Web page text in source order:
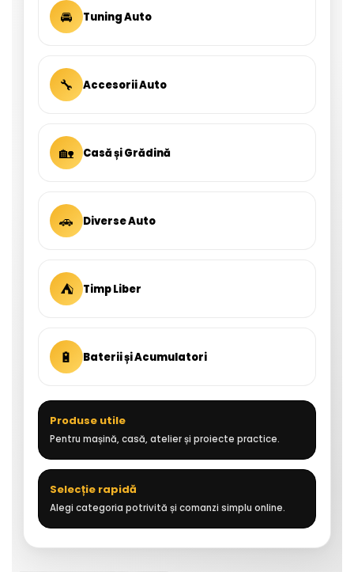
🚘 Tuning Auto
🔧 Accesorii Auto
🏡 Casă și Grădină
🚗 Diverse Auto
⛺ Timp Liber
🔋 Baterii și Acumulatori
Produse utile
Pentru mașină, casă, atelier și proiecte practice.
Selecție rapidă
Alegi categoria potrivită și comanzi simplu online.